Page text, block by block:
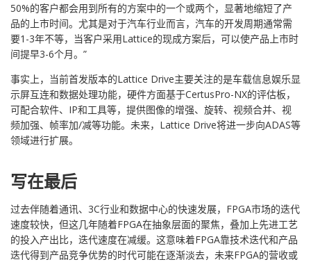
50%的客户都会用到所有的方案中的一个或两个，显著地缩短了产
品的上市时间。尤其是对于汽车行业而言，汽车的开发周期通常需
要1-3年不等，当客户采用Lattice的现成方案后，可以使产品上市时
间提早3-6个月。”
事实上，当前首发版本的Lattice Drive主要关注的是车载信息娱乐显
示屏互连和数据处理功能，硬件方面基于CertusPro-NX的评估板，
可配合软件、IP和工具等，提供图像的增强、旋转、视频合并、视
频加强、帧率加/减等功能。未来，Lattice Drive将进一步向ADAS等
领域进行扩展。
写在最后
过去伴随着通讯、3C行业和数据中心的快速发展，FPGA市场的迭代
速度较快，但这几年随着FPGA在抽象层面的聚焦，叠加上先进工艺
的投入产出比，迭代速度在减缓。这意味着FPGA靠技术迭代和产品
迭代得到产品竞争优势的时代可能在逐渐淡去，未来FPGA的营收或